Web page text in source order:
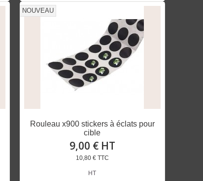
NOUVEAU
Rouleau x900 stickers à éclats pour
cible
9,00 € HT
10,80 € TTC
HT